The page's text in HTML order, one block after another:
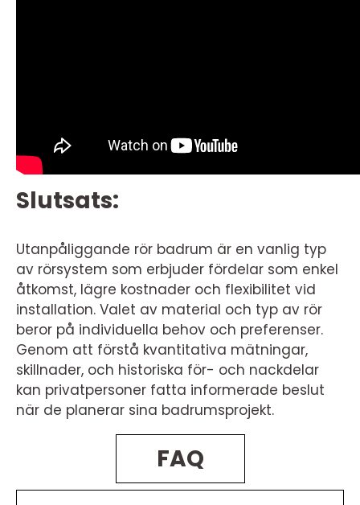
Slutsats:
Utanpåliggande rör badrum är en vanlig typ
av rörsystem som erbjuder fördelar som enkel
åtkomst, lägre kostnader och flexibilitet vid
installation. Valet av material och typ av rör
beror på individuella behov och preferenser.
Genom att förstå kvantitativa mätningar,
skillnader, och historiska för- och nackdelar
kan privatpersoner fatta informerade beslut
när de planerar sina badrumsprojekt.
FAQ